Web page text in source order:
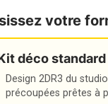
votre
déco standard
Design 2DR3 du
précoupées prêtes à